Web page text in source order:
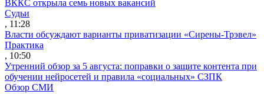
ВККС открыла семь новых вакансий
Судьи
, 11:28
Власти обсуждают варианты приватизации «Сирены-Трэвел»
Практика
, 10:50
Утренний обзор за 5 августа: поправки о защите контента при
обучении нейросетей и правила «социальных» СЗПК
Обзор СМИ